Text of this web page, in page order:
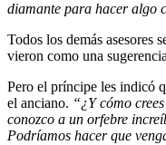
diamante para hacer algo
Todos los demás asesores
vieron como una
Pero el príncipe les indicó
el anciano. “¿Y cómo
conozco a un orfebre
Podríamos hacer que